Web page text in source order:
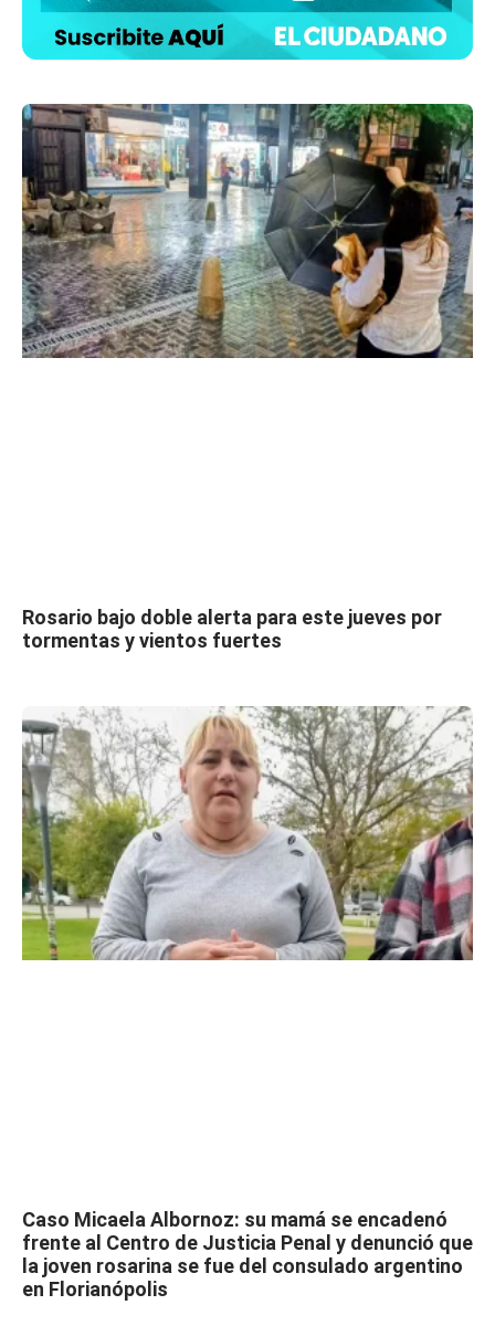
Rosario bajo doble alerta para este jueves por
tormentas y vientos fuertes
Caso Micaela Albornoz: su mamá se encadenó
frente al Centro de Justicia Penal y denunció que
la joven rosarina se fue del consulado argentino
en Florianópolis